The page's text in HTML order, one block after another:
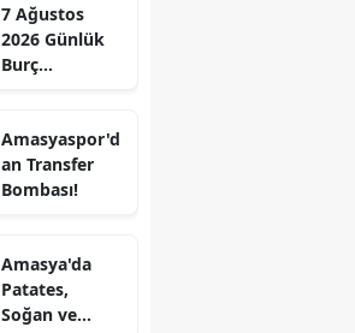
Eskişehir
Gaziantep
Gümüşhane
Hatay
Isparta
Kaybetti
7 Ağustos
2026 Günlük
Burç
Sürprizler,
Parada Yeni
Fırsatlar
Amasyaspor'd
an Transfer
Bombası!
Amasya'da
Patates,
Soğan ve